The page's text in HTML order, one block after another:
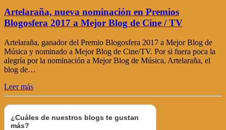
Artelaraña, nueva nominación en Premios
Blogosfera 2017 a Mejor Blog de Cine / TV
Artelaraña, ganador del Premio Blogosfera 2017 a Mejor Blog de
Música y nominado a Mejor Blog de Cine/TV. Por si fuera poca la
alegría por la nominación a Mejor Blog de Música, Artelaraña, el
blog de…
Leer más
¿Cuáles de nuestros blogs te gustan
más?